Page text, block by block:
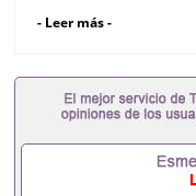
留学代理假文凭办
留服认证办理学历
理学位证书办理美
办理加拿大文凭办
录取通知书，雅思
给父母及亲朋好友
- Leer más -